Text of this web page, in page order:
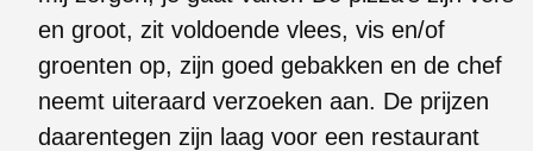
en groot, zit voldoende vlees, vis en/of
groenten op, zijn goed gebakken en de chef
neemt uiteraard verzoeken aan. De prijzen
daarentegen zijn laag voor een restaurant